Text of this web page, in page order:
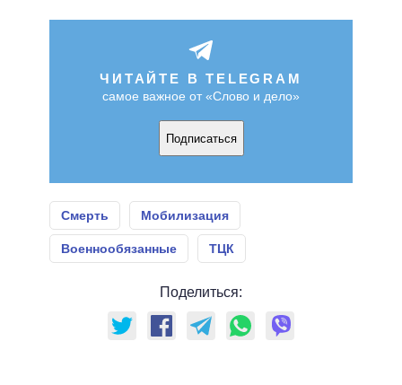
ЧИТАЙТЕ В TELEGRAM
самое важное от «Слово и дело»
Подписаться
Смерть Мобилизация
Военнообязанные ТЦК
Поделиться: